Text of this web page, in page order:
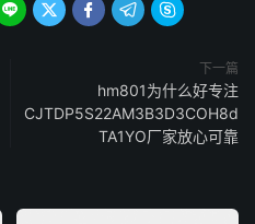
    
下一篇
hm801为什么好专注
CJTDP5S22AM3B3D3COH8d
TA1YO厂家放心可靠